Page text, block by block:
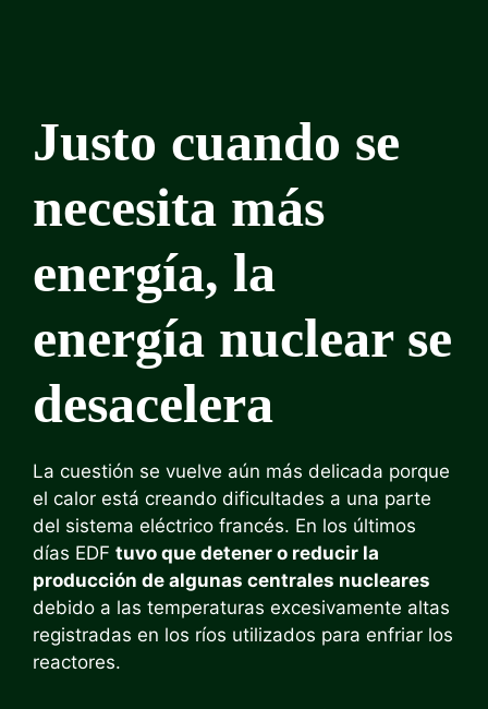
Justo cuando se
necesita más
energía, la
energía nuclear se
desacelera
La cuestión se vuelve aún más delicada porque
el calor está creando dificultades a una parte
del sistema eléctrico francés. En los últimos
días EDF tuvo que detener o reducir la
producción de algunas centrales nucleares
debido a las temperaturas excesivamente altas
registradas en los ríos utilizados para enfriar los
reactores.